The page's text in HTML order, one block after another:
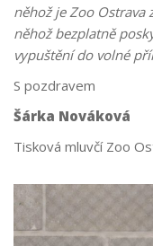
něhož je Zoo Ostrava
něhož bezplatně
vypuštění do volné
S pozdravem
Šárka Nováková
Tisková mluvčí Zoo